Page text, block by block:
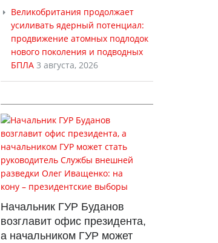
Великобритания продолжает
усиливать ядерный потенциал:
продвижение атомных подлодок
нового поколения и подводных
БПЛА 3 августа, 2026
Начальник ГУР Буданов
возглавит офис президента,
а начальником ГУР может